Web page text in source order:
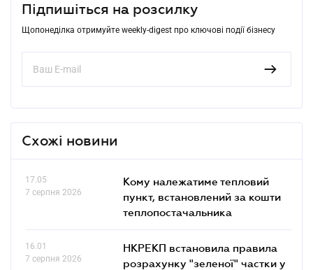
Підпишіться на розсилку
Щопонеділка отримуйте weekly-digest про ключові події бізнесу
Схожі новини
17.05
7 серпня 2026
Кому належатиме тепловий
пункт, встановлений за кошти
теплопостачальника
16.01
7 серпня 2026
НКРЕКП встановила правила
розрахунку "зеленої" частки у